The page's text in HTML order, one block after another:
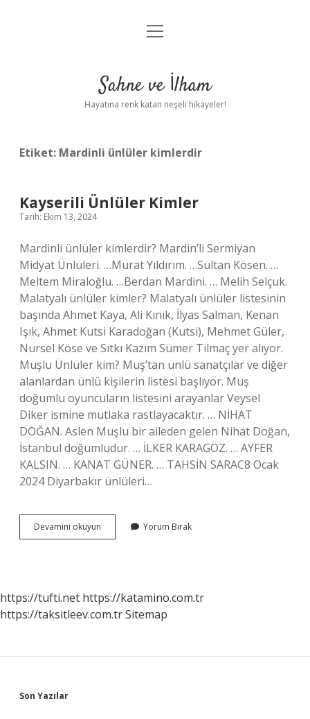
Anasayfa
Yasal Uyarı
menüyü
Sahne ve İlham
Hayatına renk katan neşeli hikayeler!
Etiket: Mardinli ünlüler kimlerdir
Kayserili Ünlüler Kimler
Tarih: Ekim 13, 2024
Mardinli ünlüler kimlerdir? Mardin’li Sermiyan
Midyat Ünlüleri. …Murat Yıldırım. …Sultan Kösen. …
Meltem Miraloğlu. …Berdan Mardini. … Melih Selçuk.
Malatyalı ünlüler kimler? Malatyalı ünlüler listesinin
başında Ahmet Kaya, Ali Kınık, İlyas Salman, Kenan
Işık, Ahmet Kutsi Karadoğan (Kutsi), Mehmet Güler,
Nursel Köse ve Sıtkı Kazım Sümer Tilmaç yer alıyor.
Muşlu Ünlüler kim? Muş’tan ünlü sanatçılar ve diğer
alanlardan ünlü kişilerin listesi başlıyor. Muş
doğumlu oyuncuların listesini arayanlar Veysel
Diker ismine mutlaka rastlayacaktır. … NİHAT
DOĞAN. Aslen Muşlu bir aileden gelen Nihat Doğan,
İstanbul doğumludur. … İLKER KARAGÖZ. … AYFER
KALSIN. … KANAT GÜNER. … TAHSİN SARAC8 Ocak
2024 Diyarbakır ünlüleri…
Devamını okuyun Kayserili
Ünlüler
Yorum Bırak
https://tufti.net https://katamino.com.tr
https://taksitleev.com.trSitemap
Sidebar
Son Yazılar